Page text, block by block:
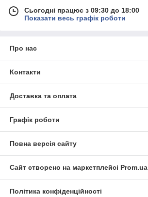
Сьогодні працює з 09:30 до 18:00
Показати весь графік роботи
Про нас
Контакти
Доставка та оплата
Графік роботи
Повна версія сайту
Сайт створено на маркетплейсі Prom.ua
Політика конфіденційності